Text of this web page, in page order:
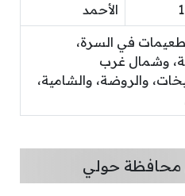
الأحمد
في السرة،
وشمال غرب
والروضة، والشامية،
محافظة حولي